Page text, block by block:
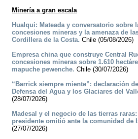
Minería a gran escala
Hualqui: Mateada y conversatorio sobre
concesiones mineras y la amenaza de
Cordillera de la Costa. Chile (05/08/2026)
Empresa china que construye Central
concesiones mineras sobre 1.610
mapuche pewenche. Chile (30/07/2026)
“Barrick siempre miente”: declaración
Defensa del Agua y los Glaciares del
(28/07/2026)
Madesal y el negocio de las tierras
presidente omitió ante la comunidad de
(27/07/2026)